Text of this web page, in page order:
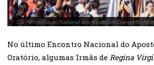
10a Peregrinação Nacional dos Arautos do Evangelho
No último Encontro Nacional do
Oratório, algumas Irmãs de Regina